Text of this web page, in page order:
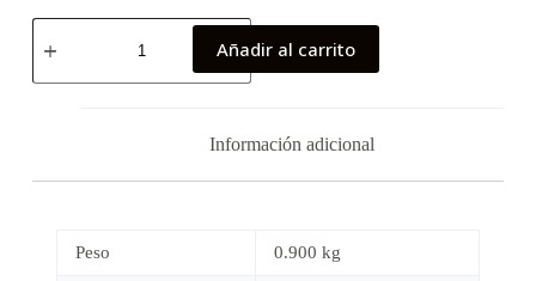
Añadir al carrito
Información adicional
Peso 0.900 kg